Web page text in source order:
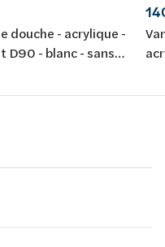
douche - acrylique -
D90 - blanc - sans
14516: 2010